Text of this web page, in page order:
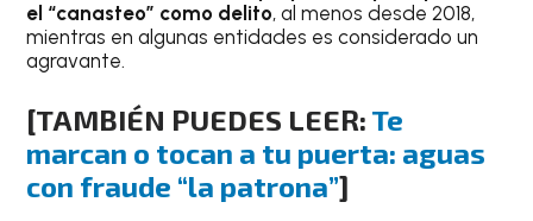
el “canasteo” como delito, al menos desde 2018,
mientras en algunas entidades es considerado un
agravante.
[TAMBIÉN PUEDES LEER: Te
marcan o tocan a tu puerta: aguas
con fraude “la patrona”]